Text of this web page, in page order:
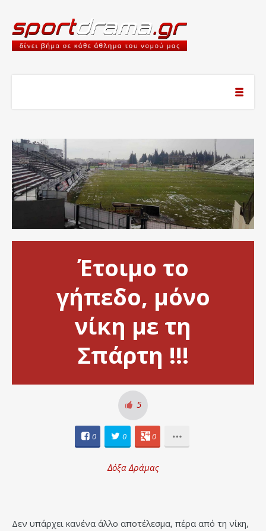
Έτοιμο το
γήπεδο, μόνο
νίκη με τη
Σπάρτη !!!
5
0 0 0
Δόξα Δράμας
Δεν υπάρχει κανένα άλλο αποτέλεσμα, πέρα από τη νίκη,